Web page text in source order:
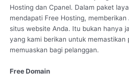
Hosting dan Cpanel. Dalam paket
mendapati Free Hosting,
situs website Anda. Itu bukan hanya
yang kami berikan untuk memastikan
memuaskan bagi pelanggan.
Free Domain